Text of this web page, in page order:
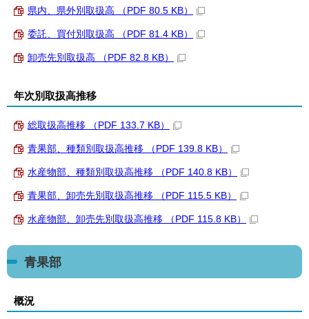
県内、県外別取扱高 （PDF 80.5 KB）
委託、買付別取扱高 （PDF 81.4 KB）
卸売先別取扱高 （PDF 82.8 KB）
年次別取扱高推移
総取扱高推移 （PDF 133.7 KB）
青果部、種類別取扱高推移 （PDF 139.8 KB）
水産物部、種類別取扱高推移 （PDF 140.8 KB）
青果部、卸売先別取扱高推移 （PDF 115.5 KB）
水産物部、卸売先別取扱高推移 （PDF 115.8 KB）
青果部
概況